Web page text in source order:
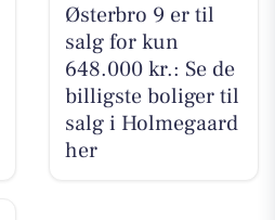
Østerbro 9 er til
salg for kun
648.000 kr.: Se de
billigste boliger til
salg i Holmegaard
her